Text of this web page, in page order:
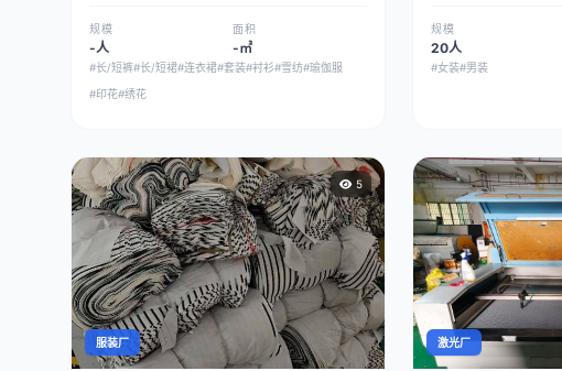
规模
-人
面积
-㎡
#长/短裤#长/短裙#连衣裙#套装#衬衫#雪纺#瑜伽服
#印花#绣花
规模
20人
#女装#男装
5
服装厂 激光厂